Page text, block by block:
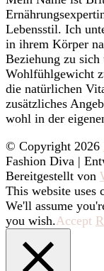
Lebensstil. Ich
in ihrem Körper
Beziehung zu
Wohlfühlgewicht
die natürlichen
zusätzliches
wohl in der
© Copyright 2026
Fashion Diva |
Bereitgestellt von
This website uses
We'll assume
you wish.Accept